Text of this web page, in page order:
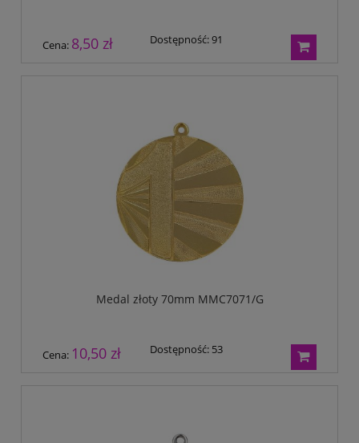
Cena: 8,50 zł Dostępność:91
Medal złoty 70mm MMC7071/G
Cena: 10,50 zł Dostępność: 53